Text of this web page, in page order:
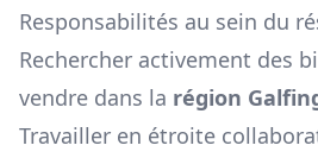
Responsabilités au sein du
Rechercher activement des
vendre dans la région
Travailler en étroite